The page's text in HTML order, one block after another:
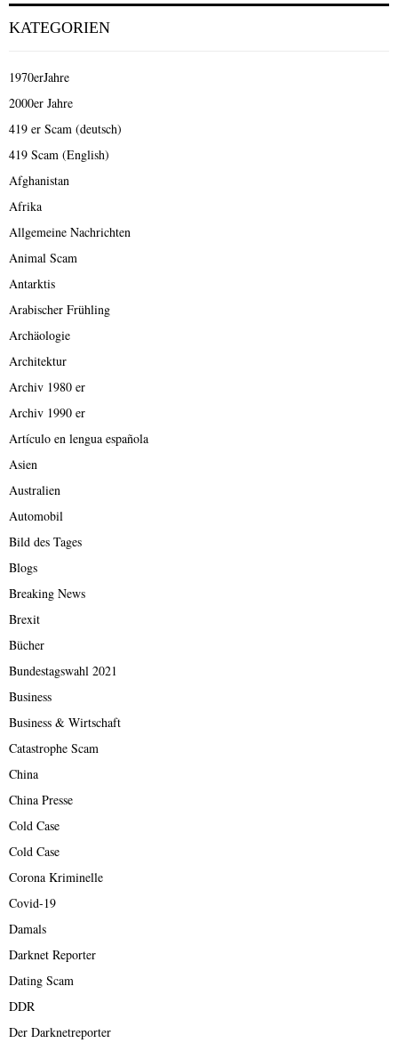
KATEGORIEN
1970erJahre
2000er Jahre
419 er Scam (deutsch)
419 Scam (English)
Afghanistan
Afrika
Allgemeine Nachrichten
Animal Scam
Antarktis
Arabischer Frühling
Archäologie
Architektur
Archiv 1980 er
Archiv 1990 er
Artículo en lengua española
Asien
Australien
Automobil
Bild des Tages
Blogs
Breaking News
Brexit
Bücher
Bundestagswahl 2021
Business
Business & Wirtschaft
Catastrophe Scam
China
China Presse
Cold Case
Cold Case
Corona Kriminelle
Covid-19
Damals
Darknet Reporter
Dating Scam
DDR
Der Darknetreporter